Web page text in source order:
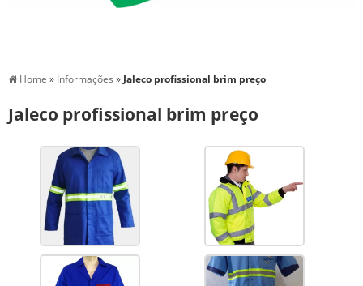
Home » Informações » Jaleco profissional brim preço
Jaleco profissional brim preço